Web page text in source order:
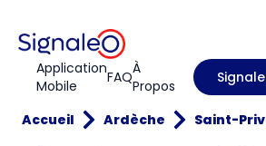
Application
Mobile
FAQÀ
Propos
Accueil Ardèche Saint-